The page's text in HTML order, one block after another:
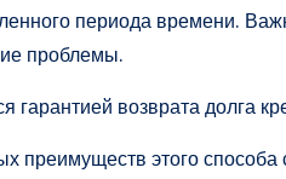
периода времени.
проблемы.
гарантией возврата долга
преимуществ этого способа